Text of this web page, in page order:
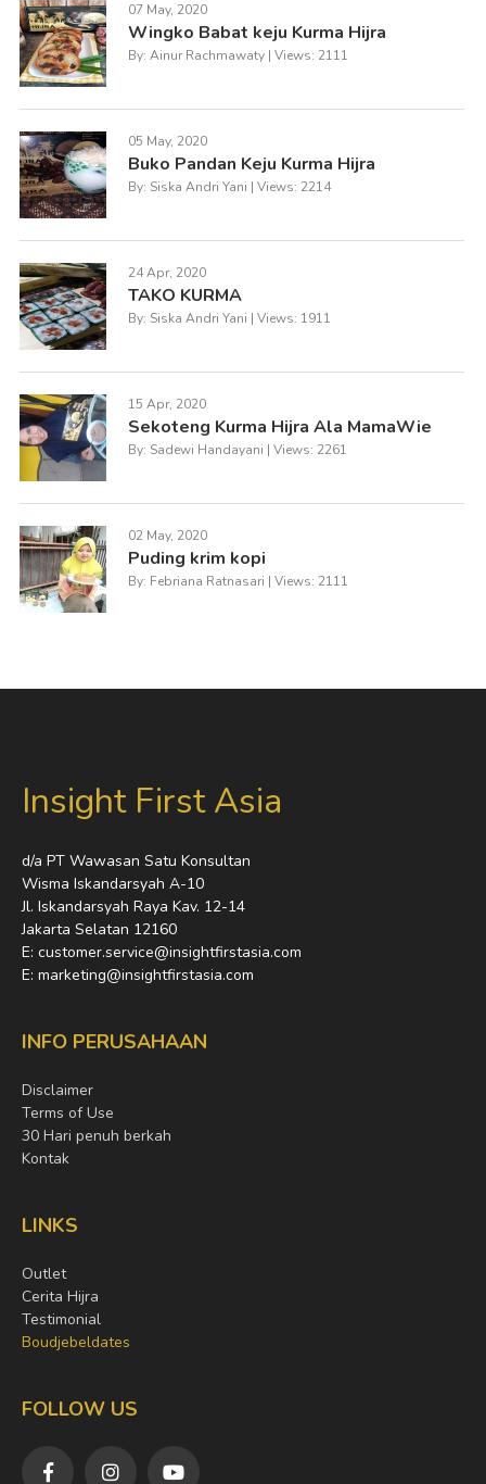
07 May, 2020
Wingko Babat keju Kurma Hijra
By: Ainur Rachmawaty | Views: 2111
05 May, 2020
Buko Pandan Keju Kurma Hijra
By: Siska Andri Yani | Views: 2214
24 Apr, 2020
TAKO KURMA
By: Siska Andri Yani | Views: 1911
15 Apr, 2020
Sekoteng Kurma Hijra Ala MamaWie
By: Sadewi Handayani | Views: 2261
02 May, 2020
Puding krim kopi
By: Febriana Ratnasari | Views: 2111
Insight First Asia
d/a PT Wawasan Satu Konsultan
Wisma Iskandarsyah A-10
Jl. Iskandarsyah Raya Kav. 12-14
Jakarta Selatan 12160
E: customer.service@insightfirstasia.com
E: marketing@insightfirstasia.com
INFO PERUSAHAAN
Disclaimer
Terms of Use
30 Hari penuh berkah
Kontak
LINKS
Outlet
Cerita Hijra
Testimonial
Boudjebeldates
FOLLOW US